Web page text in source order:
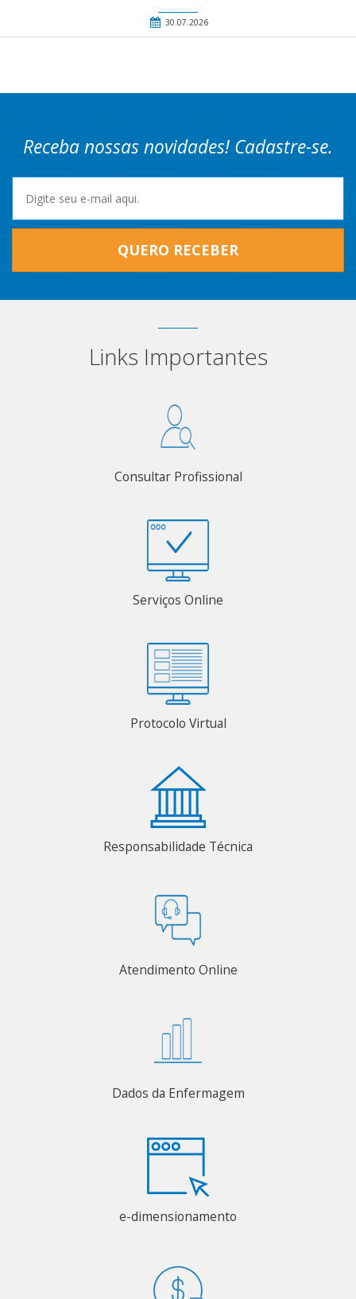
30.07.2026
Receba nossas novidades! Cadastre-se.
QUERO RECEBER
Links Importantes
Consultar Profissional
Serviços Online
Protocolo Virtual
Responsabilidade Técnica
Atendimento Online
Dados da Enfermagem
e-dimensionamento